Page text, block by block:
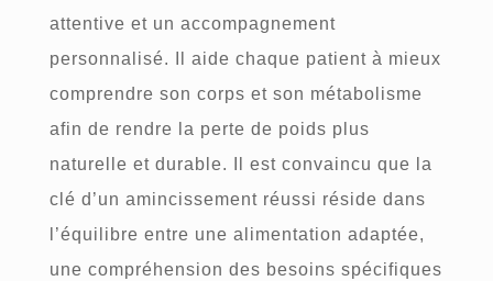
attentive et un accompagnement
personnalisé. Il aide chaque patient à mieux
comprendre son corps et son métabolisme
afin de rendre la perte de poids plus
naturelle et durable. Il est convaincu que la
clé d’un amincissement réussi réside dans
l’équilibre entre une alimentation adaptée,
une compréhension des besoins spécifiques